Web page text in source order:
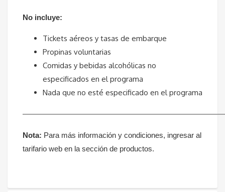
No incluye:
Tickets aéreos y tasas de embarque
Propinas voluntarias
Comidas y bebidas alcohólicas no
especificados en el programa
Nada que no esté especificado en el programa
Nota: Para más información y condiciones, ingresar al
tarifario web en la sección de productos.